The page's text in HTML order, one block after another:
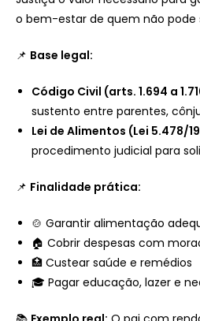
o bem-estar de quem não pode
📌 Base legal:
Código Civil (arts. 1.694 a
sustento entre parentes,
Lei de Alimentos (Lei 5.478/
procedimento judicial para
📌 Finalidade prática:
🍲 Garantir alimentação
🏠 Cobrir despesas com
🏥 Custear saúde e remédios
🎓 Pagar educação, lazer e